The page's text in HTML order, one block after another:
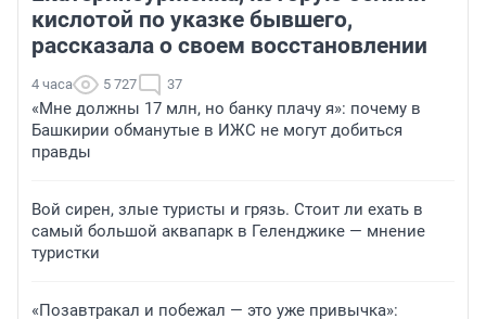
кислотой по указке бывшего,
рассказала о своем восстановлении
4 часа 5 727 37
«Мне должны 17 млн, но банку плачу я»: почему в
Башкирии обманутые в ИЖС не могут добиться
правды
Вой сирен, злые туристы и грязь. Стоит ли ехать в
самый большой аквапарк в Геленджике — мнение
туристки
«Позавтракал и побежал — это уже привычка»: